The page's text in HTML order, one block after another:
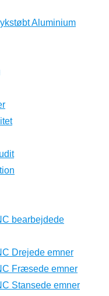
Aluminium
bearbejdede
Drejede emner
Fræsede emner
Stansede emner